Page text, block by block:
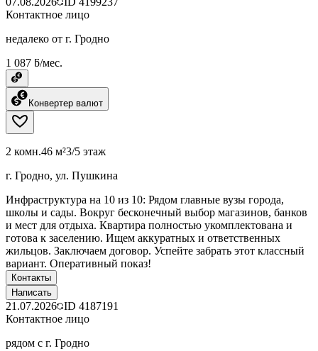
Контактное лицо
недалеко от г. Гродно
1 087 ƃ/мес.
Конвертер валют
2 комн.46 м²3/5 этаж
г. Гродно, ул. Пушкина
Инфраструктура на 10 из 10: Рядом главные вузы города,
школы и сады. Вокруг бесконечный выбор магазинов, банков
и мест для отдыха. Квартира полностью укомплектована и
готова к заселению. Ищем аккуратных и ответственных
жильцов. Заключаем договор. Успейте забрать этот классный
вариант. Оперативный показ!
Контакты
Написать
21.07.2026 ID 4187191
Контактное лицо
рядом с г. Гродно